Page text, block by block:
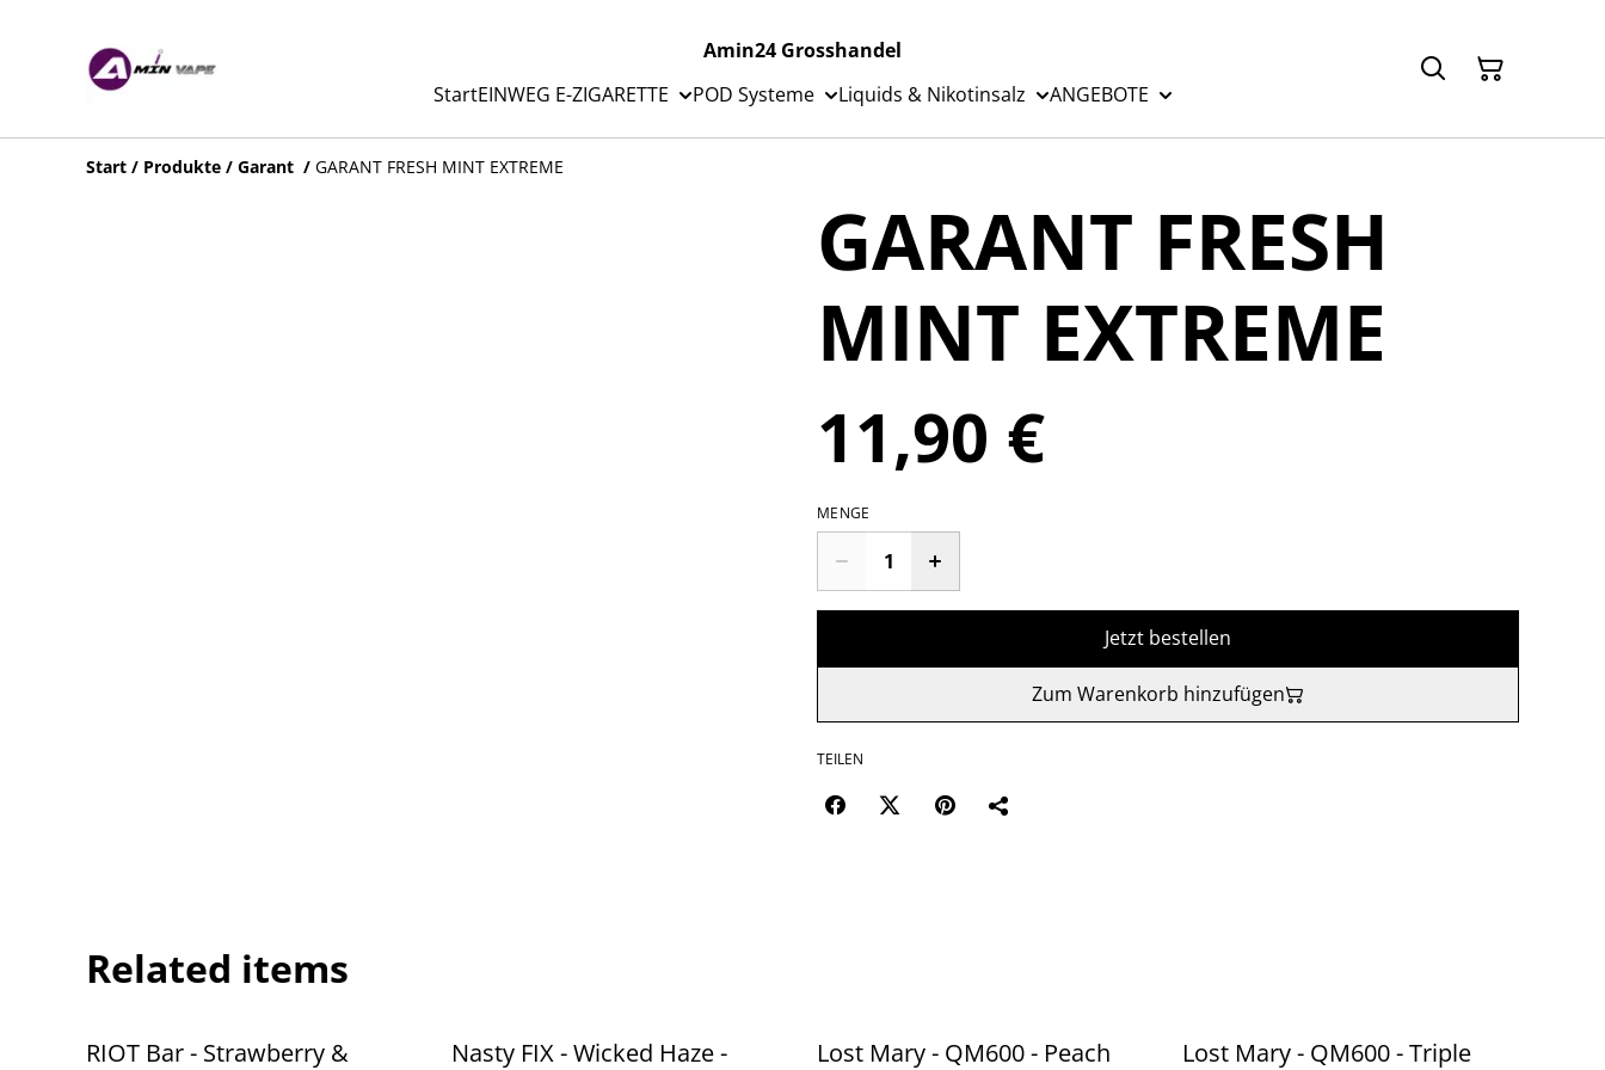
Amin24 Grosshandel
StartEINWEG E-ZIGARETTE POD Systeme Liquids & Nikotinsalz ANGEBOTE
Start / Produkte / Garant / GARANT FRESH MINT EXTREME
GARANT FRESH
MINT EXTREME
11,90 €
MENGE
Jetzt bestellen
Zum Warenkorb hinzufügen
TEILEN
Related items
RIOT Bar - Strawberry &
Nasty FIX - Wicked Haze -
Lost Mary - QM600 - Peach
Lost Mary - QM600 - Triple